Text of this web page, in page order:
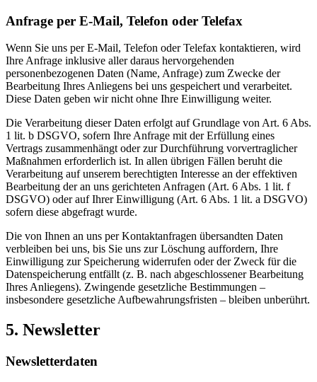
Anfrage per E-Mail, Telefon oder Telefax
Wenn Sie uns per E-Mail, Telefon oder Telefax kontaktieren, wird
Ihre Anfrage inklusive aller daraus hervorgehenden
personenbezogenen Daten (Name, Anfrage) zum Zwecke der
Bearbeitung Ihres Anliegens bei uns gespeichert und verarbeitet.
Diese Daten geben wir nicht ohne Ihre Einwilligung weiter.
Die Verarbeitung dieser Daten erfolgt auf Grundlage von Art. 6 Abs.
1 lit. b DSGVO, sofern Ihre Anfrage mit der Erfüllung eines
Vertrags zusammenhängt oder zur Durchführung vorvertraglicher
Maßnahmen erforderlich ist. In allen übrigen Fällen beruht die
Verarbeitung auf unserem berechtigten Interesse an der effektiven
Bearbeitung der an uns gerichteten Anfragen (Art. 6 Abs. 1 lit. f
DSGVO) oder auf Ihrer Einwilligung (Art. 6 Abs. 1 lit. a DSGVO)
sofern diese abgefragt wurde.
Die von Ihnen an uns per Kontaktanfragen übersandten Daten
verbleiben bei uns, bis Sie uns zur Löschung auffordern, Ihre
Einwilligung zur Speicherung widerrufen oder der Zweck für die
Datenspeicherung entfällt (z. B. nach abgeschlossener Bearbeitung
Ihres Anliegens). Zwingende gesetzliche Bestimmungen –
insbesondere gesetzliche Aufbewahrungsfristen – bleiben unberührt.
5. Newsletter
Newsletter­daten